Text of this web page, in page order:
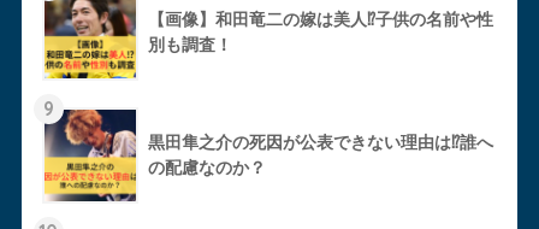
【画像】和田竜二の嫁は美人⁉︎子供の名前や性
別も調査！
9
黒田隼之介の死因が公表できない理由は⁉︎誰へ
の配慮なのか？